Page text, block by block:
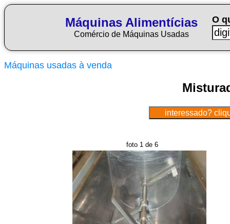
Máquinas Alimentícias
Comércio de Máquinas Usadas
O
Máquinas usadas à venda
foto 1 de 6